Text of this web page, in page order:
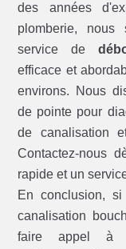
des années
plomberie,
service de
efficace et
environs. Nous
de pointe pour
de canalisation
Contactez-nous
rapide et un
En conclusion,
canalisation
faire appel à